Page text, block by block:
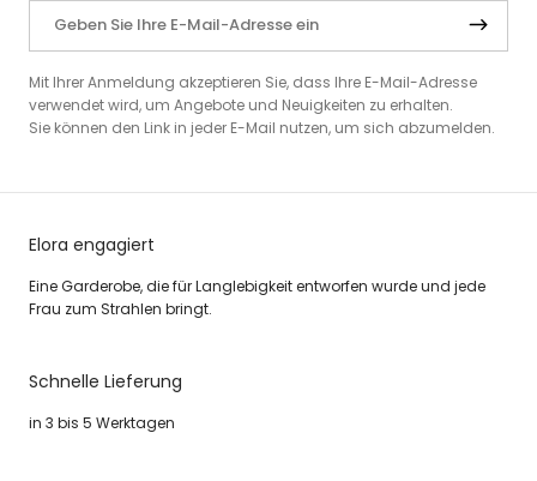
Mit Ihrer Anmeldung akzeptieren Sie, dass Ihre E-Mail-Adresse
verwendet wird, um Angebote und Neuigkeiten zu erhalten.
Sie können den Link in jeder E-Mail nutzen, um sich abzumelden.
Elora engagiert
Eine Garderobe, die für Langlebigkeit entworfen wurde und jede
Frau zum Strahlen bringt.
Schnelle Lieferung
in 3 bis 5 Werktagen